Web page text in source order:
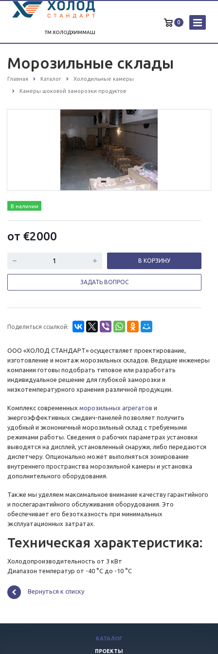
ТМ ХОЛОДХИММАШ
0
Морозильные склады
Главная Каталог Холодильные камеры
Камеры шоковой заморозки продуктов
В наличии
от €2000
В КОРЗИНУ
ЗАДАТЬ ВОПРОС
Поделиться ссылкой:
ООО «ХОЛОД СТАНДАРТ» осуществляет проектирование,
изготовление и монтаж морозильных складов. Ведущие инженеры
компании готовы подобрать типовое или разработать
индивидуальное решение для глубокой заморозки и
низкотемпературного хранения различной продукции.
Комплекс современных морозильных агрегатов и
энергоэффективных сэндвич-панелей позволяет получить
удобный и экономичный морозильный склад с требуемыми
режимами работы. Сведения о рабочих параметрах установки
выводятся на дисплей, установленный снаружи, либо передаются
диспетчеру. Опционально может выполняться зонирование
внутреннего пространства морозильной камеры и установка
дополнительного оборудования.
Также мы уделяем максимальное внимание качеству гарантийного
и послегарантийного обслуживания оборудования. Это
обеспечивает его безотказность при минимальных
эксплуатационных затратах.
Техническая характеристика:
Холодопроизводительность от 3 кВт
Диапазон температур от -40 °C до -10 °C
Вернуться к списку
КАТАЛОГ
ПРОЕКТЫ